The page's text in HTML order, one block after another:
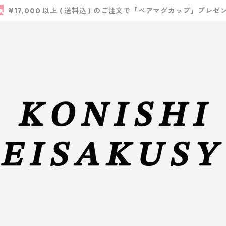
¥17,000 以上 ( 送料込 ) のご注文で「ペアマグカップ」プレゼ